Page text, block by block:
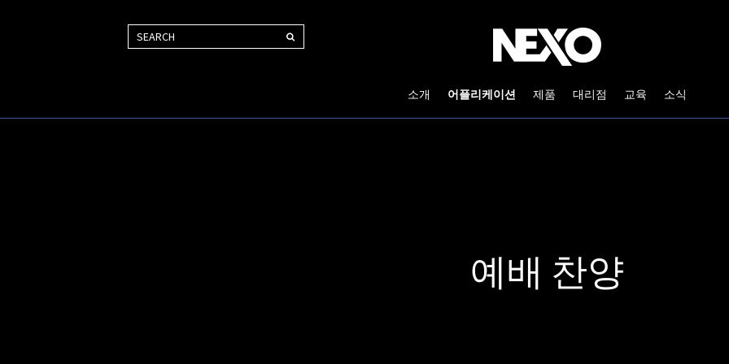
SEARCH
소개 어플리케이션 제품 대리점 교육 소식
예배 찬양